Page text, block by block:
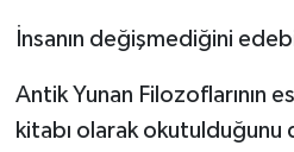
İnsanın değişmediğini
Antik Yunan Filozoflarının
kitabı olarak okutulduğunu